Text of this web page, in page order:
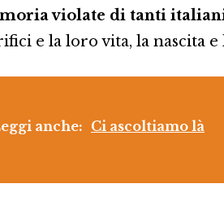
violate di tanti
e la loro vita, la nascita
anche: Ci ascoltiamo là